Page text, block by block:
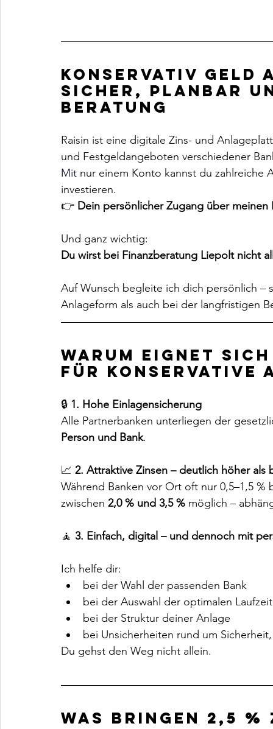
Konservativ Geld
Sicher, planbar
Beratung
Raisin ist eine digitale Zins- und
und Festgeldangeboten verschiedener
Mit nur einem Konto kannst du
investieren.
👉 Dein persönlicher Zugang über meinen
Und ganz wichtig:
Du wirst bei Finanzberatung Liepolt nicht
Auf Wunsch begleite ich dich persönlich
Anlageform als auch bei der langfristigen
Warum eignet
für konservative
🔒 1. Hohe Einlagensicherung
Alle Partnerbanken unterliegen der
Person und Bank.
📈 2. Attraktive Zinsen – deutlich höher als
Während Banken vor Ort oft nur 0,5–1,5
zwischen 2,0 % und 3,5 % möglich –
🧘 3. Einfach, digital – und dennoch mit
Ich helfe dir:
bei der Wahl der passenden Bank
bei der Auswahl der optimalen Laufzeit
bei der Struktur deiner Anlage
bei Unsicherheiten rund um
Du gehst den Weg nicht allein.
Was bringen 2,5